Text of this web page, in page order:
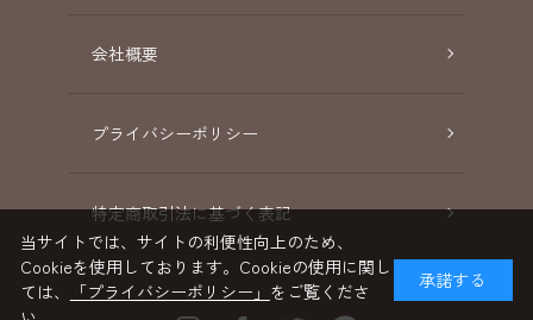
会社概要
プライバシーポリシー
特定商取引法に基づく表記
当サイトでは、サイトの利便性向上のため、
Cookieを使用しております。Cookieの使用に関し
ては、
「プライバシーポリシー」 をご覧くださ
承諾する